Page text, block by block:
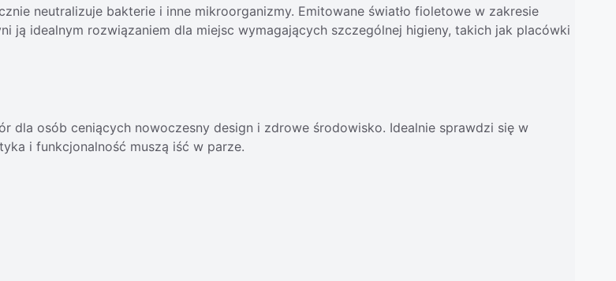
neutralizuje bakterie i inne mikroorganizmy. Emitowane światło fioletowe w zakresie
ją idealnym rozwiązaniem dla miejsc wymagających szczególnej higieny, takich jak placówki
dla osób ceniących nowoczesny design i zdrowe środowisko. Idealnie sprawdzi się w
i funkcjonalność muszą iść w parze.